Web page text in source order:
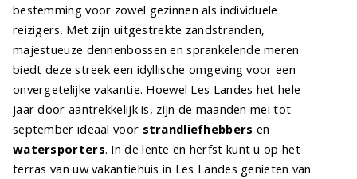
bestemming voor zowel gezinnen als individuele
reizigers. Met zijn uitgestrekte zandstranden,
majestueuze dennenbossen en sprankelende meren
biedt deze streek een idyllische omgeving voor een
onvergetelijke vakantie. Hoewel Les Landes het hele
jaar door aantrekkelijk is, zijn de maanden mei tot
september ideaal voor strandliefhebbers en
watersporters. In de lente en herfst kunt u op het
terras van uw vakantiehuis in Les Landes genieten van